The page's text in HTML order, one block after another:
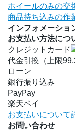
ホイールのみの交
商品持ち込みの作
インフォメーショ
お支払い方法につ
クレジットカード
代金引換（上限
ローン
銀行振り込み
PayPay
楽天ペイ
お支払いについて
お問い合わせ